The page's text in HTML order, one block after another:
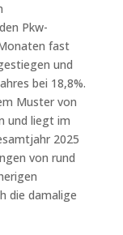
Pkw-
fast
und
bei 18,8%.
Muster von
und liegt im
2025
von rund
die damalige